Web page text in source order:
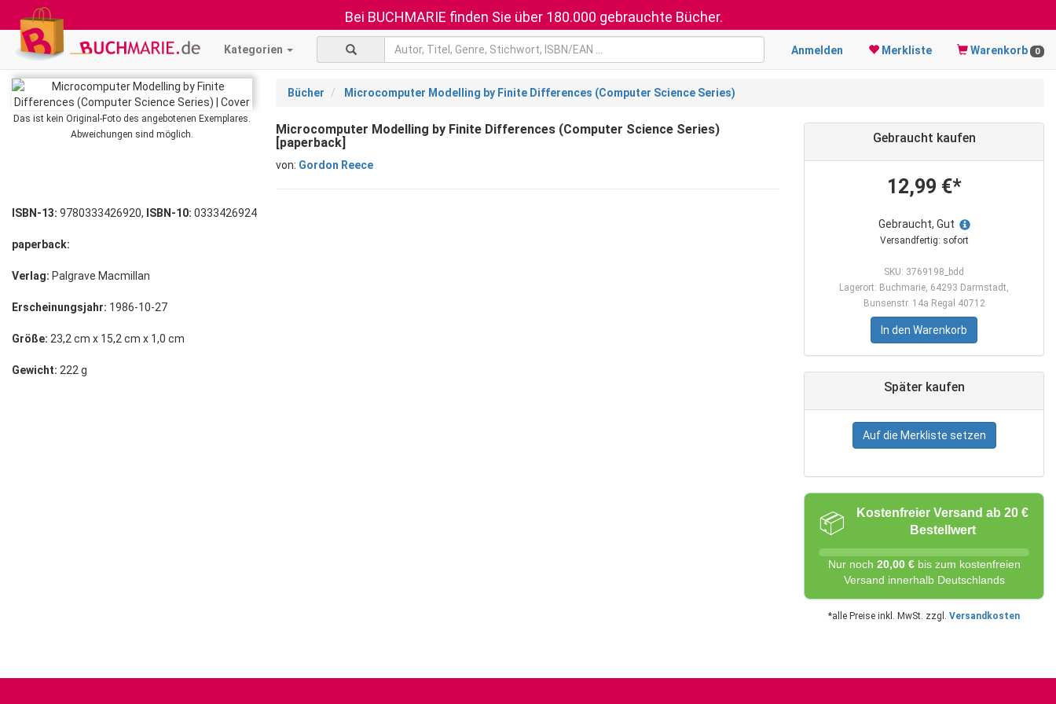
Bei BUCHMARIE finden Sie über 180.000 gebrauchte Bücher.
Kategorien Anmelden Merkliste Warenkorb 0
Das ist kein Original-Foto des angebotenen Exemplares.
Abweichungen sind möglich.
Bücher Microcomputer Modelling by Finite Differences (Computer Science Series)
Microcomputer Modelling by Finite Differences (Computer Science Series)
[paperback]
von: Gordon Reece
Gebraucht kaufen
12,99 €*
Gebraucht, Gut
Versandfertig: sofort
SKU: 3769198_bdd
Lagerort: Buchmarie, 64293 Darmstadt,
Bunsenstr. 14a Regal 40712
In den Warenkorb
Später kaufen
Auf die Merkliste setzen
📦
Kostenfreier Versand ab 20 €
Bestellwert
Nur noch 20,00 €bis zum kostenfreien
Versand innerhalb Deutschlands
*alle Preise inkl. MwSt. zzgl. Versandkosten
ISBN-13: 9780333426920, ISBN-10: 0333426924
paperback:
Verlag: Palgrave Macmillan
Erscheinungsjahr: 1986-10-27
Größe: 23,2 cm x 15,2 cm x 1,0 cm
Gewicht: 222 g